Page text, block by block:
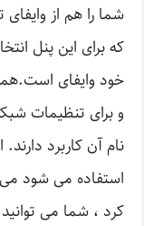
شما را هم از
که برای این پنل
خود وایفای
و برای تنظیمات
نام آن کاربرد
استفاده می شود
کرد ، شما می